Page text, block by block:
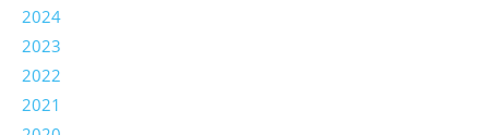
2024
2023
2022
2021